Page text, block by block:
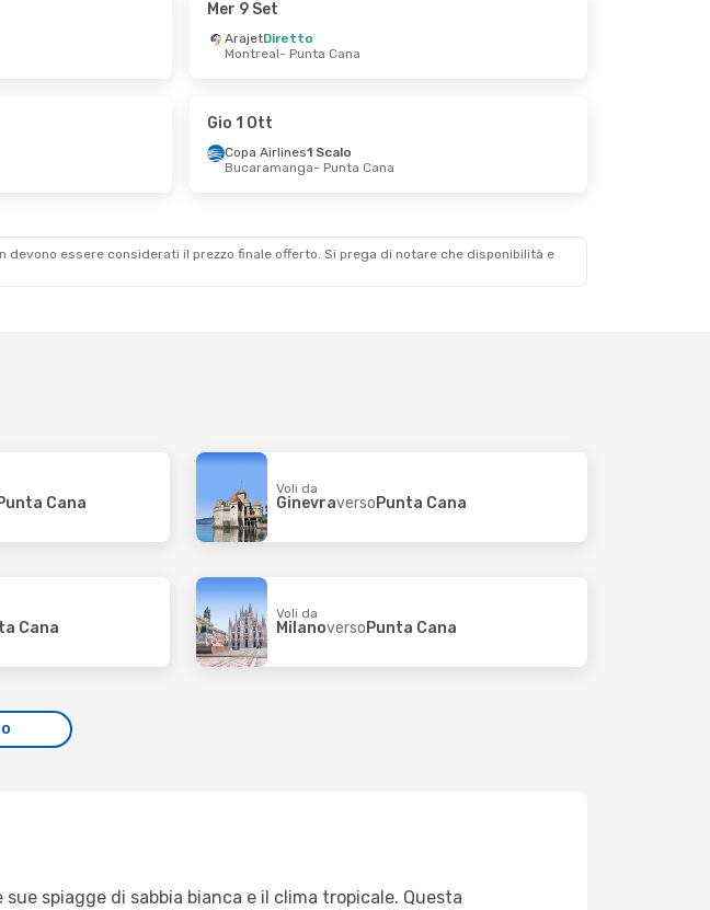
- Gio 22 Ott
Punta Cana- Zurigo
Mer 9 Set
ArajetDiretto
Montreal- Punta Cana
Gio 1 Ott
Copa Airlines1 Scalo
Bucaramanga- Punta Cana
essere considerati il ​​prezzo finale offerto. Si prega di notare che disponibilità e
Cana
Voli da
GinevraversoPunta Cana
Cana
Voli da
MilanoversoPunta Cana
spiagge di sabbia bianca e il clima tropicale. Questa